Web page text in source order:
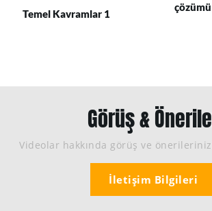
Temel Kavramlar 1
çözümü
Görüş &
Videolar hakkında görüş ve
İletişim Bilgileri